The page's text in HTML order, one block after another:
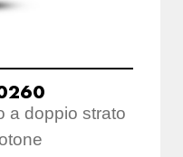
a doppio strato